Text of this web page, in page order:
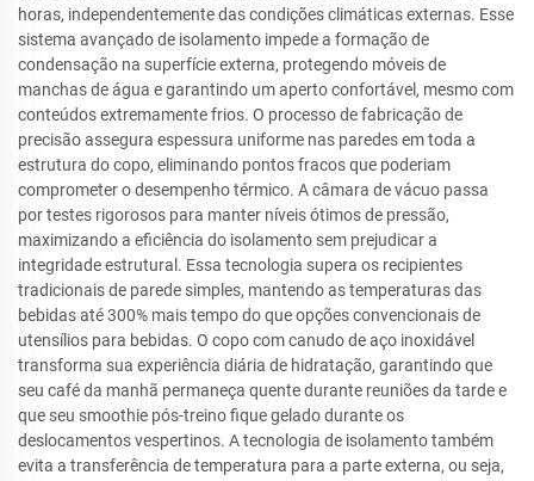
horas, independentemente das condições climáticas externas. Esse
sistema avançado de isolamento impede a formação de
condensação na superfície externa, protegendo móveis de
manchas de água e garantindo um aperto confortável, mesmo com
conteúdos extremamente frios. O processo de fabricação de
precisão assegura espessura uniforme nas paredes em toda a
estrutura do copo, eliminando pontos fracos que poderiam
comprometer o desempenho térmico. A câmara de vácuo passa
por testes rigorosos para manter níveis ótimos de pressão,
maximizando a eficiência do isolamento sem prejudicar a
integridade estrutural. Essa tecnologia supera os recipientes
tradicionais de parede simples, mantendo as temperaturas das
bebidas até 300% mais tempo do que opções convencionais de
utensílios para bebidas. O copo com canudo de aço inoxidável
transforma sua experiência diária de hidratação, garantindo que
seu café da manhã permaneça quente durante reuniões da tarde e
que seu smoothie pós-treino fique gelado durante os
deslocamentos vespertinos. A tecnologia de isolamento também
evita a transferência de temperatura para a parte externa, ou seja,